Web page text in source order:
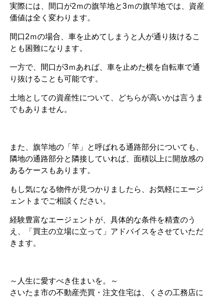
実際には、間口が2ｍの旗竿地と3ｍの旗竿地では、資産
価値は全く変わります。
間口2ｍの場合、車を止めてしまうと人が通り抜けるこ
とも困難になります。
一方で、間口が3ｍあれば、車を止めた横を自転車で通
り抜けることも可能です。
土地としての資産性について、どちらが高いかは言うま
でもありません。
また、旗竿地の「竿」と呼ばれる通路部分についても、
隣地の通路部分と隣接していれば、面積以上に開放感の
あるケースもあります。
もし気になる物件が見つかりましたら、お気軽にエージ
ェントまでご相談ください。
経験豊富なエージェントが、具体的な条件を精査のう
え、「買主の立場に立って」アドバイスをさせていただ
きます。
～人生に愛すべき住まいを。～
さいたま市の不動産売買・注文住宅は、くさの工務店に